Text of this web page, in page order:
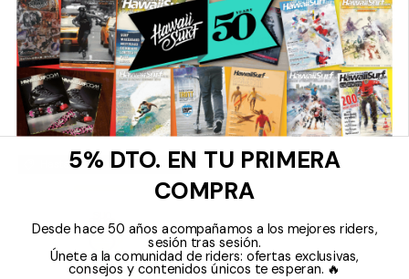
Seventyone Percent
Crema Segunda Piel
Cuidado Facial
€9,76 €13,95
Sun Bum
Acondicionador
Revitalizante Champú
€14,36 €17,95
Hasta un 20 % de descuento
5% DTO. EN TU PRIMERA
COMPRA
Desde hace 50 años acompañamos a los mejores riders,
sesión tras sesión.
Únete a la comunidad de riders: ofertas exclusivas,
consejos y contenidos únicos te esperan. 🔥